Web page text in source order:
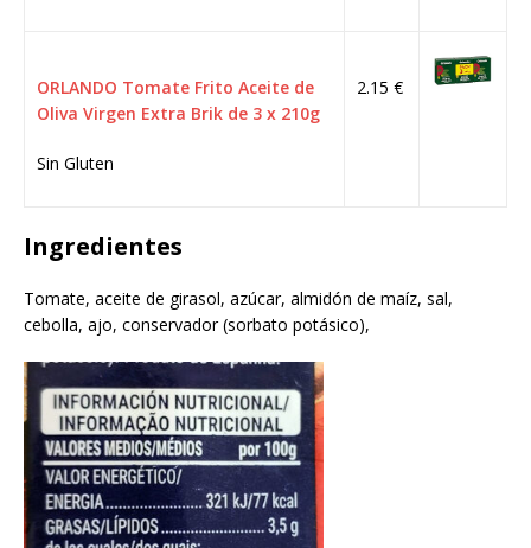
ORLANDO Tomate Frito Aceite de
Oliva Virgen Extra Brik de 3 x 210g
Sin Gluten
2.15 €
Ingredientes
Tomate, aceite de girasol, azúcar, almidón de maíz, sal,
cebolla, ajo, conservador (sorbato potásico),